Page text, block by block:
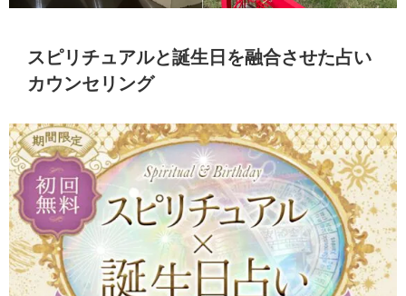
スピリチュアルと誕生日を融合させた占い
カウンセリング